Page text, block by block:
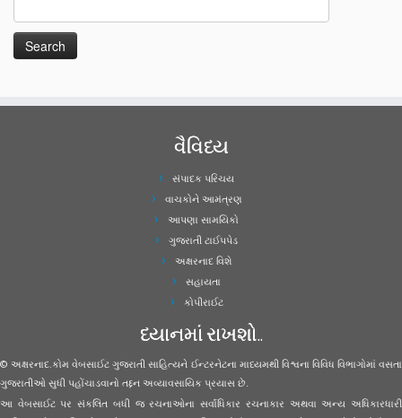
વૈવિધ્ય
સંપાદક પરિચય
વાચકોને આમંત્રણ
આપણા સામયિકો
ગુજરાતી ટાઈપપેડ
અક્ષરનાદ વિશે
સહાયતા
કોપીરાઈટ
ધ્યાનમાં રાખશો..
© અક્ષરનાદ.કોમ વેબસાઈટ ગુજરાતી સાહિત્યને ઈન્ટરનેટના માધ્યમથી વિશ્વના વિવિધ વિભાગોમાં વસતા
ગુજરાતીઓ સુધી પહોંચાડવાનો તદ્દન અવ્યાવસાયિક પ્રયાસ છે.
આ વેબસાઈટ પર સંકલિત બધી જ રચનાઓના સર્વાધિકાર રચનાકાર અથવા અન્ય અધિકારધારી